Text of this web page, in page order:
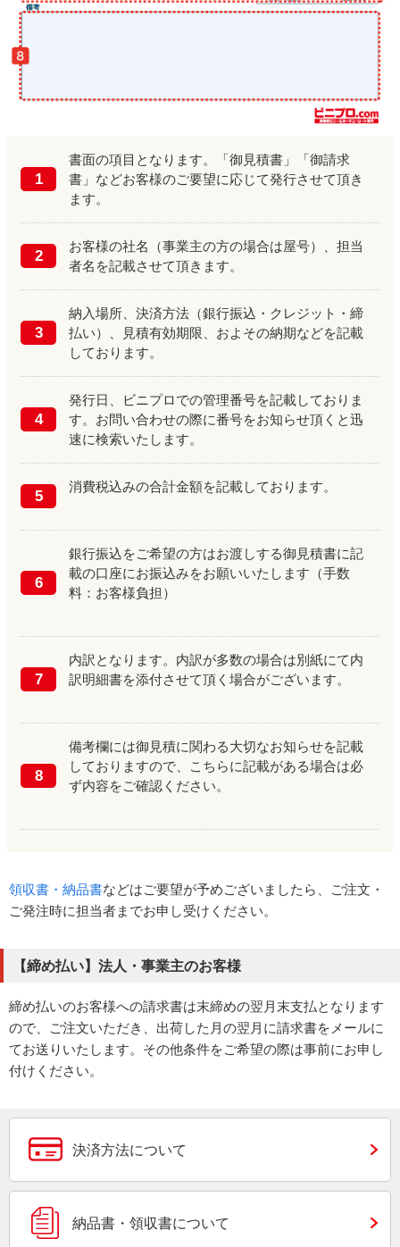
1
書面の項目となります。「御見積書」「御請求
書」などお客様のご要望に応じて発行させて頂き
ます。
2
お客様の社名（事業主の方の場合は屋号）、担当
者名を記載させて頂きます。
3
納入場所、決済方法（銀行振込・クレジット・締
払い）、見積有効期限、およその納期などを記載
しております。
4
発行日、ビニプロでの管理番号を記載しておりま
す。お問い合わせの際に番号をお知らせ頂くと迅
速に検索いたします。
5
消費税込みの合計金額を記載しております。
6
銀行振込をご希望の方はお渡しする御見積書に記
載の口座にお振込みをお願いいたします（手数
料：お客様負担）
7
内訳となります。内訳が多数の場合は別紙にて内
訳明細書を添付させて頂く場合がございます。
8
備考欄には御見積に関わる大切なお知らせを記載
しておりますので、こちらに記載がある場合は必
ず内容をご確認ください。
領収書・納品書などはご要望が予めございましたら、ご注文・
ご発注時に担当者までお申し受けください。
【締め払い】法人・事業主のお客様
締め払いのお客様への請求書は末締めの翌月末支払となります
ので、ご注文いただき、出荷した月の翌月に請求書をメールに
てお送りいたします。その他条件をご希望の際は事前にお申し
付けください。
決済方法について
納品書・領収書について